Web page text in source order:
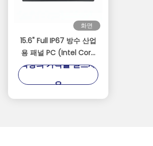
화면
15.6" Full IP67 방수 산업
용 패널 PC (Intel Core
i5-8257U 포함) | 10점 정
최상의 가격을 얻으세
요